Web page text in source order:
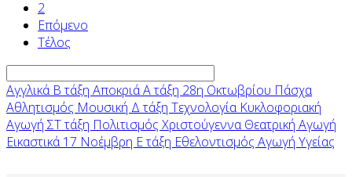
2
Επόμενο
Τέλος
Αγγλικά Β τάξη ΑποκριάΑ τάξη 28η Οκτωβρίου Πάσχα
Αθλητισμός Μουσική Δ τάξη Τεχνολογία Κυκλοφοριακή
Αγωγή ΣΤ τάξη Πολιτισμός ΧριστούγενναΘεατρική Αγωγή
Εικαστικά17 Νοέμβρη Ε τάξη Εθελοντισμός Αγωγή Υγείας